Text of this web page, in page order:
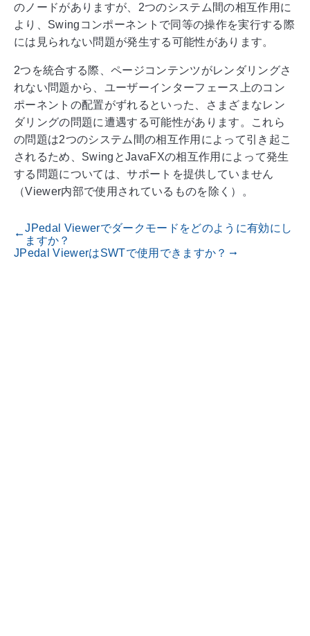
のノードがありますが、2つのシステム間の相互作用に
より、Swingコンポーネントで同等の操作を実行する際
には見られない問題が発生する可能性があります。
2つを統合する際、ページコンテンツがレンダリングさ
れない問題から、ユーザーインターフェース上のコン
ポーネントの配置がずれるといった、さまざまなレン
ダリングの問題に遭遇する可能性があります。これら
の問題は2つのシステム間の相互作用によって引き起こ
されるため、SwingとJavaFXの相互作用によって発生
する問題については、サポートを提供していません
（Viewer内部で使用されているものを除く）。
gdoc_arrow_left_alt
JPedal Viewerでダークモードをどのように有効にし
ますか？
JPedal ViewerはSWTで使用できますか？ gdoc_arrow_right_alt